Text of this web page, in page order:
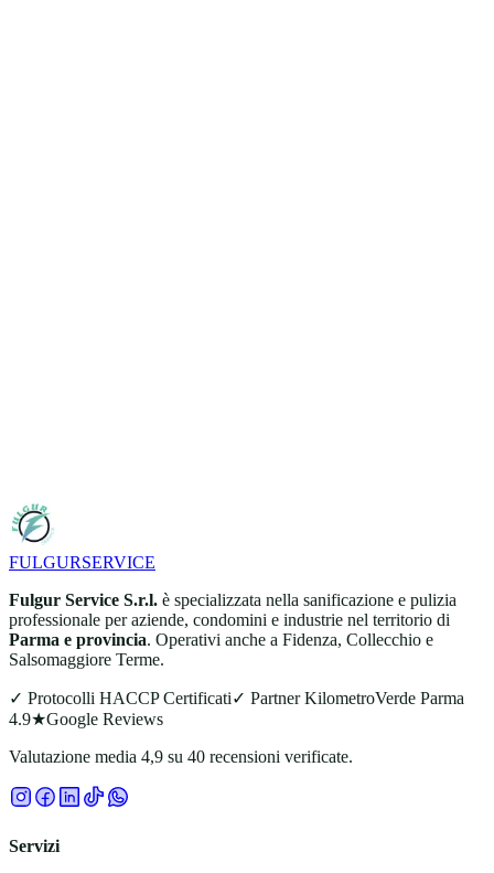
FULGURSERVICE
Fulgur Service S.r.l. è specializzata nella sanificazione e pulizia
professionale per aziende, condomini e industrie nel territorio di
Parma e provincia. Operativi anche a Fidenza, Collecchio e
Salsomaggiore Terme.
✓ Protocolli HACCP Certificati✓ Partner KilometroVerde Parma
4.9★Google Reviews
Valutazione media 4,9 su 40 recensioni verificate.
Servizi